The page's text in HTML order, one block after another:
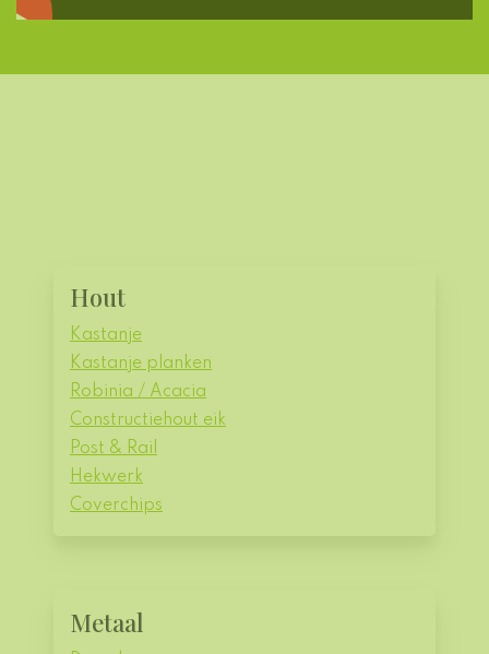
Hout
Kastanje
Kastanje planken
Robinia / Acacia
Constructiehout eik
Post & Rail
Hekwerk
Coverchips
Metaal